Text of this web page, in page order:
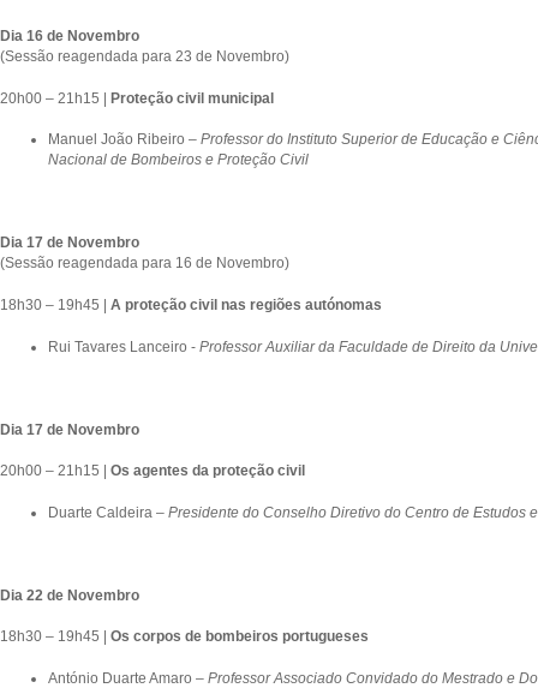
Dia 16 de Novembro
(Sessão reagendada para 23 de Novembro)
20h00 – 21h15 | Proteção civil municipal
Manuel João Ribeiro – Professor do Instituto Superior de Educação e
Nacional de Bombeiros e Proteção Civil
Dia 17 de Novembro
(Sessão reagendada para 16 de Novembro)
18h30 – 19h45 | A proteção civil nas regiões autónomas
Rui Tavares Lanceiro - Professor Auxiliar da Faculdade de Direito da
Dia 17 de Novembro
20h00 – 21h15 | Os agentes da proteção civil
Duarte Caldeira – Presidente do Conselho Diretivo do Centro de Estudos
Dia 22 de Novembro
18h30 – 19h45 | Os corpos de bombeiros portugueses
António Duarte Amaro – Professor Associado Convidado do Mestrado e